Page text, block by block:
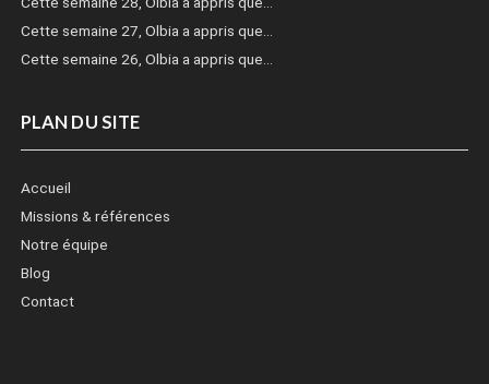
Cette semaine 27, Olbia a appris que…
Cette semaine 26, Olbia a appris que…
PLAN DU SITE
Accueil
Missions & références
Notre équipe
Blog
Contact